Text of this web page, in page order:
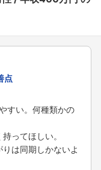
点
すい。何種類かの
ってほしい。
は同期しかないよ